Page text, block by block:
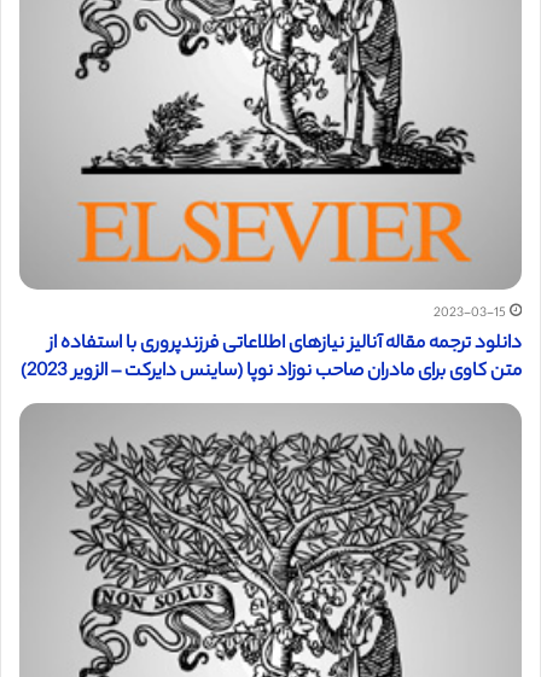
2023-03-15
دانلود ترجمه مقاله آنالیز نیازهای اطلاعاتی فرزندپروری با استفاده از
متن کاوی برای مادران صاحب نوزاد نوپا (ساینس دایرکت – الزویر 2023)